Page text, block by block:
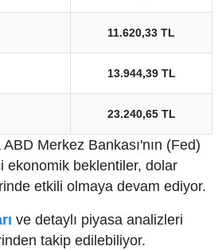
11.620,33 TL
13.944,39 TL
23.240,65 TL
Merkez Bankası'nın (Fed)
ekonomik beklentiler, dolar
etkili olmaya devam ediyor.
ve detaylı piyasa analizleri
takip edilebiliyor.